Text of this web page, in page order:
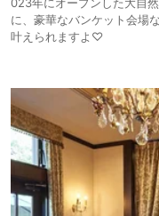
に、豪華なバンケット会場
叶えられますよ♡